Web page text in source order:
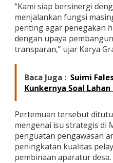
“Kami siap bersinergi
menjalankan fungsi
penting agar penegakan
dengan upaya
transparan,” ujar Karya
Baca Juga : Suimi
Kunkernya Soal Lahan
Pertemuan tersebut
mengenai isu strategis di
penguatan pengawasan
peningkatan kualitas
pembinaan aparatur desa.